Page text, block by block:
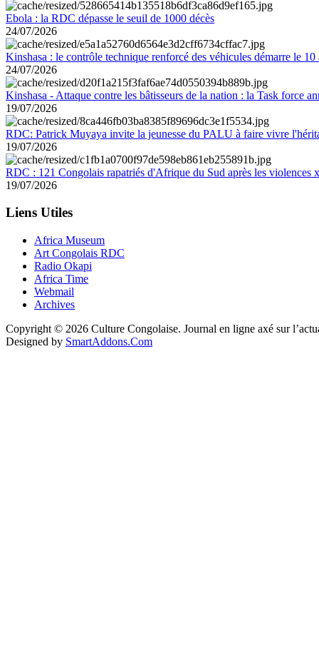
Ebola : la RDC dépasse le seuil de 1000 décès
24/07/2026
Kinshasa : le contrôle technique renforcé des véhicules démarre le 10
24/07/2026
Kinshasa - Attaque contre les bâtisseurs de la nation : la Task force
19/07/2026
RDC: Patrick Muyaya invite la jeunesse du PALU à faire vivre
19/07/2026
RDC : 121 Congolais rapatriés d'Afrique du Sud après les violences
19/07/2026
Liens Utiles
Africa Museum
Art Congolais RDC
Radio Okapi
Africa Time
Webmail
Archives
Copyright © 2026 Culture Congolaise. Journal en ligne axé sur
Designed by SmartAddons.Com